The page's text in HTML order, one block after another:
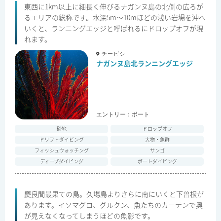
東西に1km以上に細長く伸びるナガンヌ島の北側の広ろが
るエリアの総称です。水深5m～10mほどの浅い岩場を沖へ
いくと、ランニングエッジと呼ばれるにドロップオフが現
れます。
チービシ
ナガンヌ島北ランニングエッジ
エントリー： ボート
砂地
ドロップオフ
ドリフトダイビング
大物・魚群
フィッシュウォッチング
サンゴ
ディープダイビング
ボートダイビング
慶良間最果ての島。久場島よりさらに南にいくと下曽根が
あります。イソマグロ、グルクン、魚たちのカーテンで奥
が見えなくなってしまうほどの魚影です。